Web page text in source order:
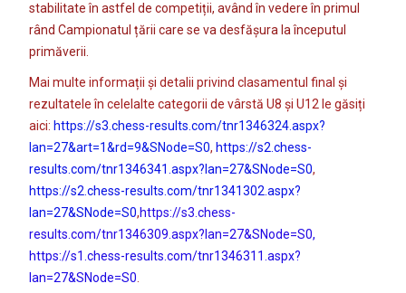
stabilitate în astfel de competiții, având în vedere în primul
rând Campionatul țării care se va desfășura la începutul
primăverii.
Mai multe informații și detalii privind clasamentul final și
rezultatele în celelalte categorii de vârstă U8 și U12 le găsiți
aici: https://s3.chess-results.com/tnr1346324.aspx?
lan=27&art=1&rd=9&SNode=S0, https://s2.chess-
results.com/tnr1346341.aspx?lan=27&SNode=S0,
https://s2.chess-results.com/tnr1341302.aspx?
lan=27&SNode=S0,https://s3.chess-
results.com/tnr1346309.aspx?lan=27&SNode=S0,
https://s1.chess-results.com/tnr1346311.aspx?
lan=27&SNode=S0.